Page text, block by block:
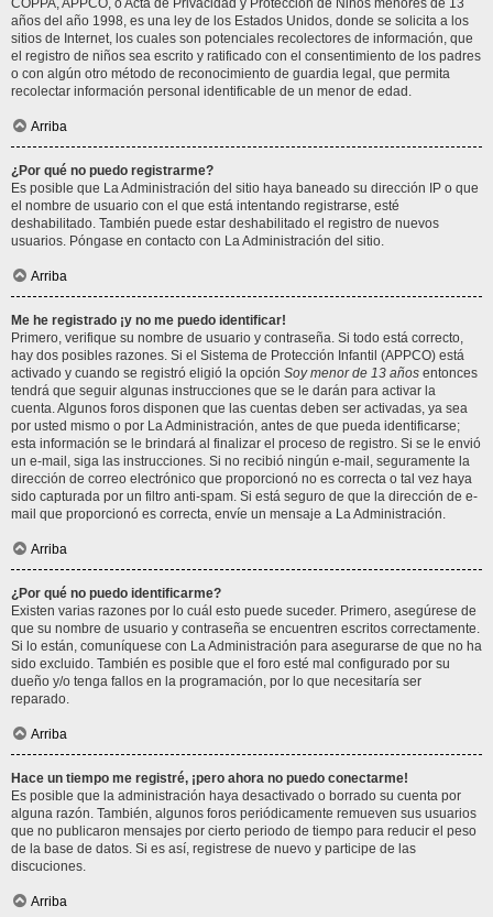
COPPA, APPCO, o Acta de Privacidad y Protección de Niños menores de 13
años del año 1998, es una ley de los Estados Unidos, donde se solicita a los
sitios de Internet, los cuales son potenciales recolectores de información, que
el registro de niños sea escrito y ratificado con el consentimiento de los padres
o con algún otro método de reconocimiento de guardia legal, que permita
recolectar información personal identificable de un menor de edad.
Arriba
¿Por qué no puedo registrarme?
Es posible que La Administración del sitio haya baneado su dirección IP o que
el nombre de usuario con el que está intentando registrarse, esté
deshabilitado. También puede estar deshabilitado el registro de nuevos
usuarios. Póngase en contacto con La Administración del sitio.
Arriba
Me he registrado ¡y no me puedo identificar!
Primero, verifique su nombre de usuario y contraseña. Si todo está correcto,
hay dos posibles razones. Si el Sistema de Protección Infantil (APPCO) está
activado y cuando se registró eligió la opción Soy menor de 13 años entonces
tendrá que seguir algunas instrucciones que se le darán para activar la
cuenta. Algunos foros disponen que las cuentas deben ser activadas, ya sea
por usted mismo o por La Administración, antes de que pueda identificarse;
esta información se le brindará al finalizar el proceso de registro. Si se le envió
un e-mail, siga las instrucciones. Si no recibió ningún e-mail, seguramente la
dirección de correo electrónico que proporcionó no es correcta o tal vez haya
sido capturada por un filtro anti-spam. Si está seguro de que la dirección de e-
mail que proporcionó es correcta, envíe un mensaje a La Administración.
Arriba
¿Por qué no puedo identificarme?
Existen varias razones por lo cuál esto puede suceder. Primero, asegúrese de
que su nombre de usuario y contraseña se encuentren escritos correctamente.
Si lo están, comuníquese con La Administración para asegurarse de que no ha
sido excluido. También es posible que el foro esté mal configurado por su
dueño y/o tenga fallos en la programación, por lo que necesitaría ser
reparado.
Arriba
Hace un tiempo me registré, ¡pero ahora no puedo conectarme!
Es posible que la administración haya desactivado o borrado su cuenta por
alguna razón. También, algunos foros periódicamente remueven sus usuarios
que no publicaron mensajes por cierto periodo de tiempo para reducir el peso
de la base de datos. Si es así, registrese de nuevo y participe de las
discuciones.
Arriba